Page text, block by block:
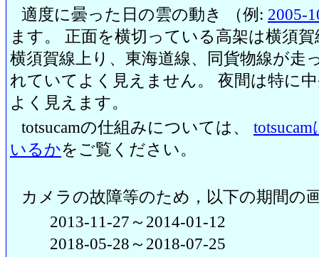
適度に曇った日の雲の動き （例: 2005-
ます。 正面を横切っている高架は横須
横須賀線上り、東海道線、同貨物線が走
れていてよく見えません。 夜間は特に
よく見えます。
totsucamの仕組みについては、
いるかをご覧ください。
カメラの故障等のため，以下の期間の
2013-11-27～2014-01-12
2018-05-28～2018-07-25